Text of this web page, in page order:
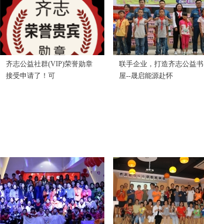
齐志公益社群(VIP)荣誉勋章
接受申请了！可
联手企业，打造齐志公益书
屋--晟启能源赴怀